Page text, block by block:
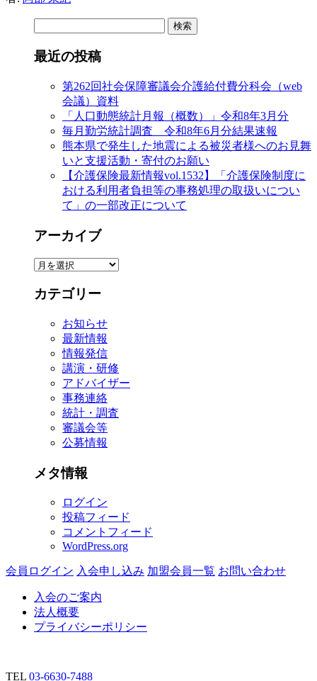
最近の投稿
第262回社会保障審議会介護給付費分科会（web
会議）資料
「人口動態統計月報（概数）」令和8年3月分
毎月勤労統計調査 令和8年6月分結果速報
熊本県で発生した地震による被災者様へのお見舞
いと支援活動・寄付のお願い
【介護保険最新情報vol.1532】「介護保険制度に
おける利用者負担等の事務処理の取扱いについ
て」の一部改正について
アーカイブ
ア
カ
カテゴリー
お知らせ
最新情報
情報発信
講演・研修
アドバイザー
事務連絡
統計・調査
審議会等
公募情報
メタ情報
ログイン
投稿フィード
コメントフィード
WordPress.org
会員ログイン 入会申し込み 加盟会員一覧 お問い合わせ
入会のご案内
法人概要
プライバシーポリシー
TEL 03-6630-7488